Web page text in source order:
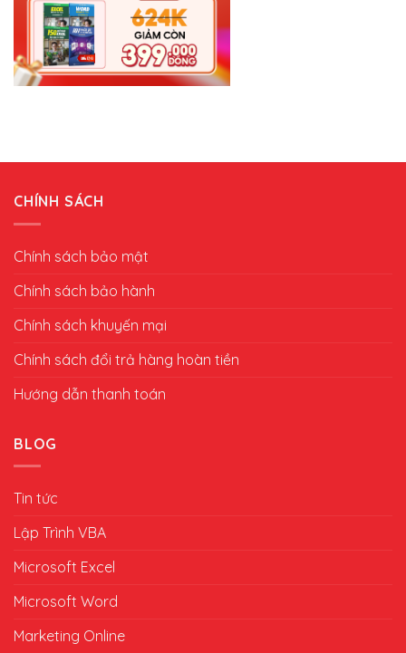
CHÍNH SÁCH
Chính sách bảo mật
Chính sách bảo hành
Chính sách khuyến mại
Chính sách đổi trả hàng hoàn tiền
Hướng dẫn thanh toán
BLOG
Tin tức
Lập Trình VBA
Microsoft Excel
Microsoft Word
Marketing Online